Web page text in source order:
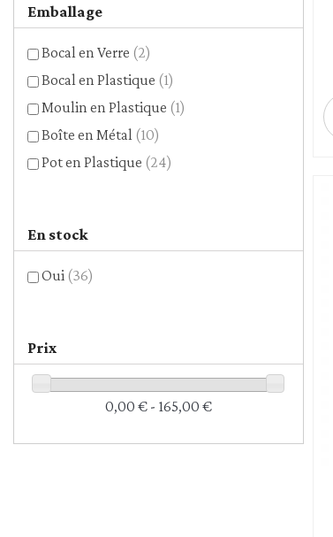
Emballage
Bocal en Verre (2)
Bocal en Plastique (1)
Moulin en Plastique (1)
Boîte en Métal (10)
Pot en Plastique (24)
En stock
Oui (36)
Prix
0,00 € - 165,00 €